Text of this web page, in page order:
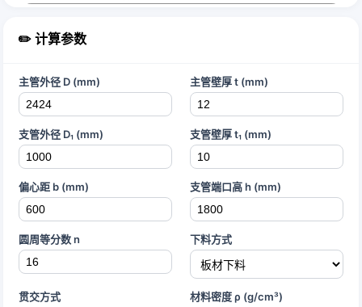
✏️ 计算参数
主管外径 D (mm) 主管壁厚 t (mm)
支管外径 D₁ (mm) 支管壁厚 t₁ (mm)
偏心距 b (mm) 支管端口高 h (mm)
圆周等分数 n 下料方式
贯交方式 材料密度 ρ (g/cm³)